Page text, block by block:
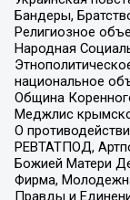
Бандеры,
Религиозное
Народная
национальное
Община
Меджлис
О
РЕВТАТПОД,
Божией Матери
Фирма,
Правды и